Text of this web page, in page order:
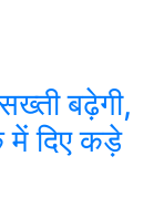
बढ़ेगी,
दिए कड़े